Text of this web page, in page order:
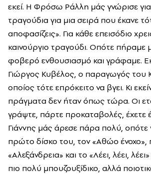
εκεί. Η Φρόσω Ράλλη μάς γνώρισε
τραγούδια για μια σειρά που έκανε
αποφασίζεις». Για κάθε επεισόδιο
καινούργιο τραγούδι. Οπότε πήραμε
φοβερό ενθουσιασμό και γράφαμε.
Γιώργος Κυβέλος, ο παραγωγός του
οποίος τότε επρόκειτο να βγει. Κι
πράγματα δεν ήταν όπως τώρα. Οι
γράψτε, πάρτε προκαταβολές, έχετε
Γιάννης μάς άρεσε πάρα πολύ,
πρώτο δίσκο του, τον «Αθώο ένοχο»,
«Αλεξάνδρεια» και το «Λέει, λέει,
πιο πολύ μπουζουξίδικο, αλλά